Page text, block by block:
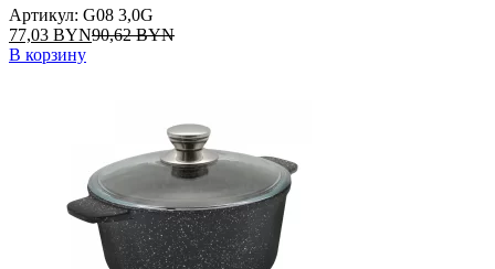
Артикул: G08 3,0G
77,03 BYN90,62BYN
В корзину